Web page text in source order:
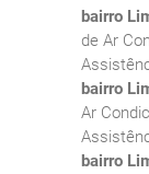
bairro
de Ar
bairro
Ar
bairro